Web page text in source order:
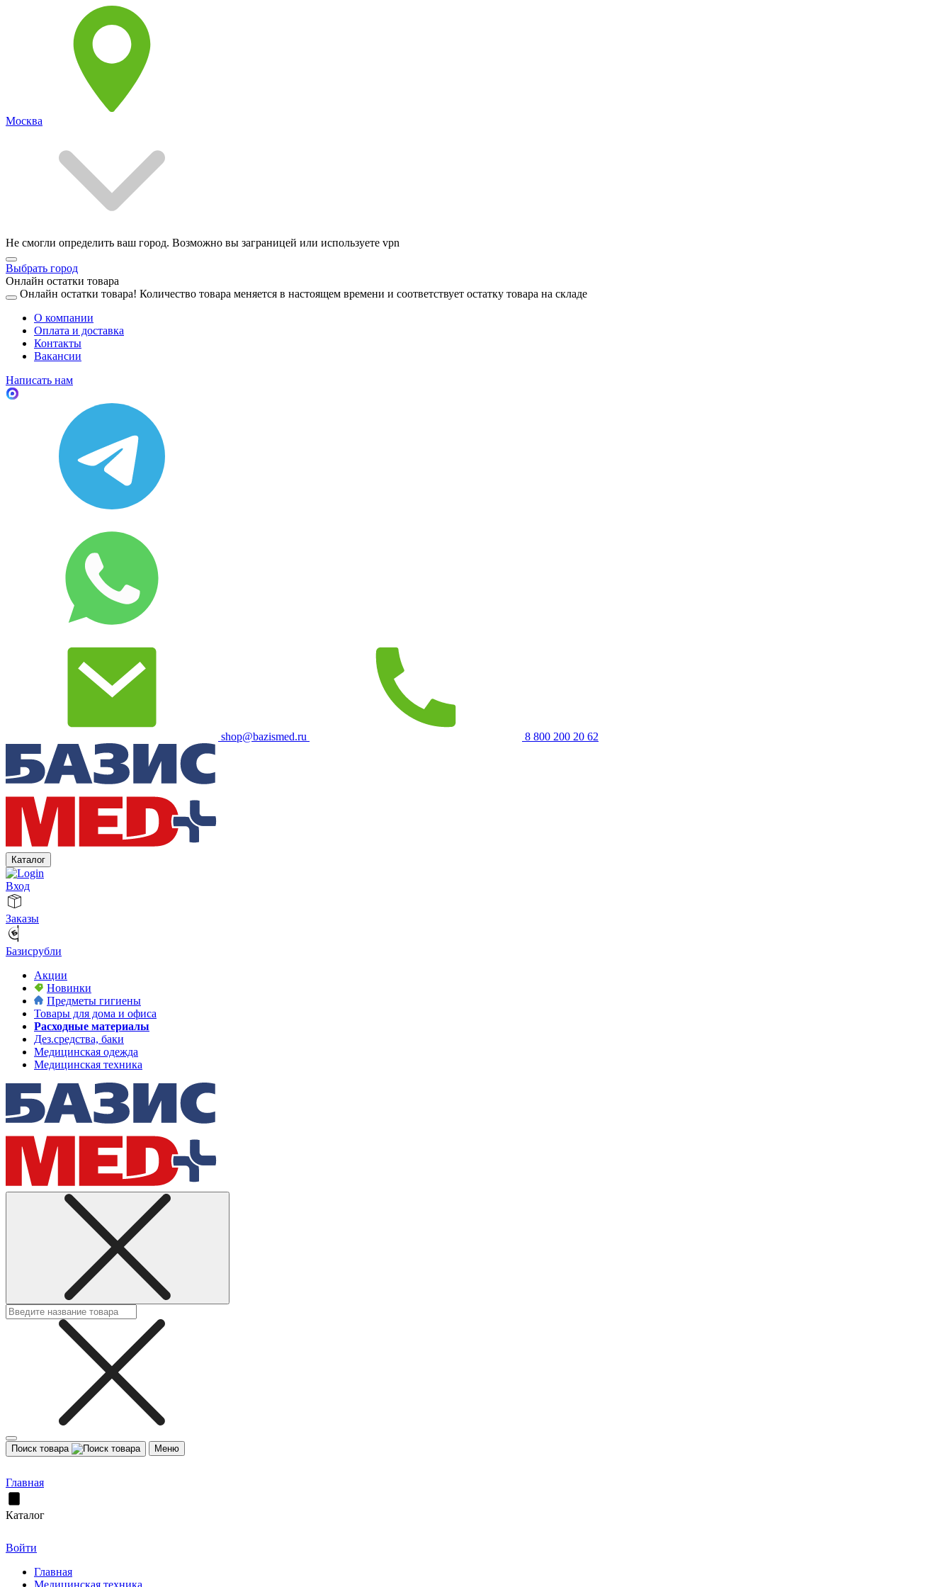
Москва
Не смогли определить ваш город. Возможно вы заграницей или используете vpn
Выбрать город
Онлайн остатки товара
Онлайн остатки товара! Количество товара меняется в настоящем времени и соответствует остатку товара на складе
О компании
Оплата и доставка
Контакты
Вакансии
Написать нам
shop@bazismed.ru 8 800 200 20 62
Каталог
Вход
Заказы
Базисрубли
Акции
Новинки
Предметы гигиены
Товары для дома и офиса
Расходные материалы
Дез.средства, баки
Медицинская одежда
Медицинская техника
Поиск товара Меню
Главная
Каталог
Войти
Главная
Медицинская техника